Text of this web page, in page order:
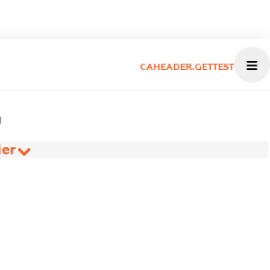
CAHEADER.GETTEST